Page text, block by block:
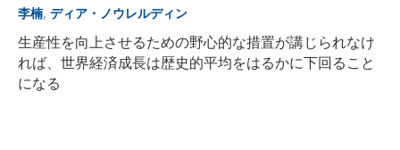
李楠, ディア・ノウレルディン
生産性を向上させるための野心的な措置が講じられなけ
れば、世界経済成長は歴史的平均をはるかに下回ること
になる